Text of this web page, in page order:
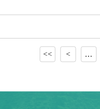
<< <